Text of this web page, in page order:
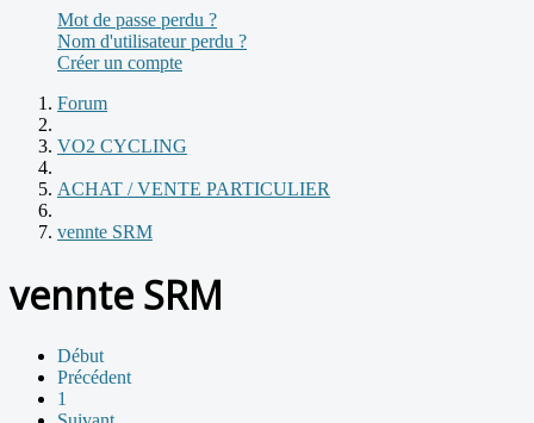
Mot de passe perdu ?
Nom d'utilisateur perdu ?
Créer un compte
Forum
VO2 CYCLING
ACHAT / VENTE PARTICULIER
vennte SRM
vennte SRM
Début
Précédent
1